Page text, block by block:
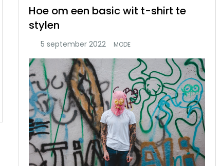
Hoe om een basic wit t-shirt te
stylen
MODE